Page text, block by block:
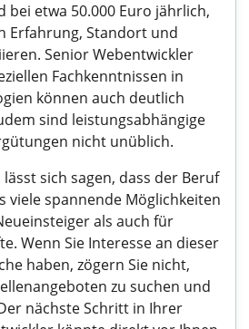
bei etwa 50.000 Euro jährlich,
Erfahrung, Standort und
Senior Webentwickler
Fachkenntnissen in
können auch deutlich
sind leistungsabhängige
nicht unüblich.
sich sagen, dass der Beruf
viele spannende Möglichkeiten
als auch für
Wenn Sie Interesse an dieser
haben, zögern Sie nicht,
zu suchen und
nächste Schritt in Ihrer